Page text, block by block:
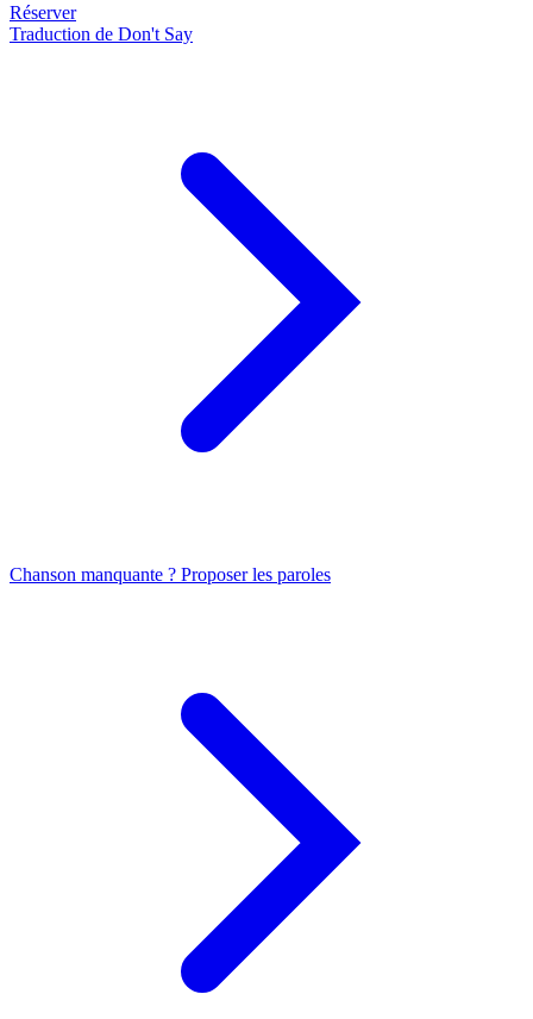
Réserver
Traduction de Don't Say
Chanson manquante ? Proposer les paroles